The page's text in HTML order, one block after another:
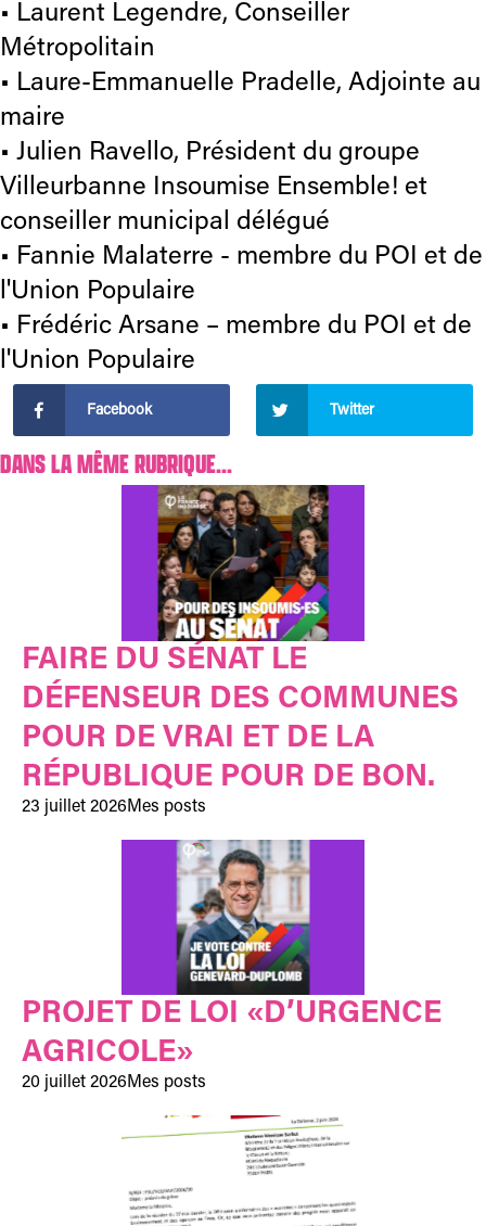
• Laurent Legendre, Conseiller
Métropolitain
• Laure-Emmanuelle Pradelle, Adjointe au
maire
• Julien Ravello, Président du groupe
Villeurbanne Insoumise Ensemble! et
conseiller municipal délégué
• Fannie Malaterre - membre du POI et de
l'Union Populaire
• Frédéric Arsane – membre du POI et de
l'Union Populaire
Facebook Twitter
DANS LA MÊME RUBRIQUE...
FAIRE DU SÉNAT LE
DÉFENSEUR DES COMMUNES
POUR DE VRAI ET DE LA
RÉPUBLIQUE POUR DE BON.
23 juillet 2026 Mes posts
PROJET DE LOI «D’URGENCE
AGRICOLE»
20 juillet 2026Mes posts